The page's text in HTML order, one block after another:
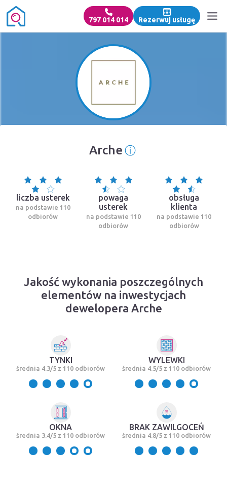
797 014 014 Rezerwuj usługę
ArcheⓘInformacja o
liczba usterek
na podstawie 110
odbiorów
powaga
usterek
na podstawie 110
odbiorów
obsługa
klienta
na podstawie 110
odbiorów
Jakość wykonania poszczególnych
elementów na inwestycjach
dewelopera Arche
TYNKI
średnia 4.3/5 z 110 odbiorów
WYLEWKI
średnia 4.5/5 z 110 odbiorów
OKNA
średnia 3.4/5 z 110 odbiorów
BRAK ZAWILGOCEŃ
średnia 4.8/5 z 110 odbiorów